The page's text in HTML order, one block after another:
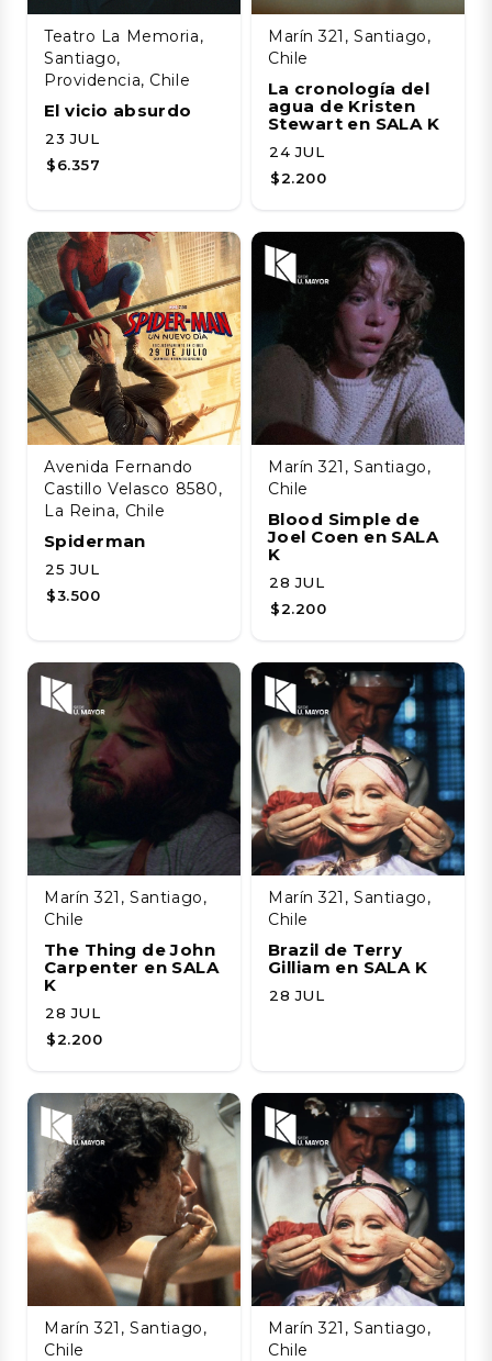
Teatro La Memoria,
Santiago,
Providencia, Chile
El vicio absurdo
23 JUL
$6.357
Marín 321, Santiago,
Chile
La cronología del
agua de Kristen
Stewart en SALA K
24 JUL
$2.200
Avenida Fernando
Castillo Velasco 8580,
La Reina, Chile
Spiderman
25 JUL
$3.500
Marín 321, Santiago,
Chile
Blood Simple de
Joel Coen en SALA
K
28 JUL
$2.200
Marín 321, Santiago,
Chile
The Thing de John
Carpenter en SALA
K
28 JUL
$2.200
Marín 321, Santiago,
Chile
Brazil de Terry
Gilliam en SALA K
28 JUL
Marín 321, Santiago,
Chile
Marín 321, Santiago,
Chile